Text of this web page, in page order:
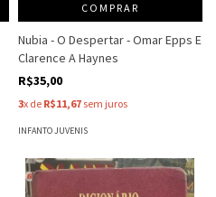
COMPRAR
Nubia - O Despertar - Omar Epps E
Clarence A Haynes
R$35,00
3x de R$11,67 sem juros
INFANTO JUVENIS